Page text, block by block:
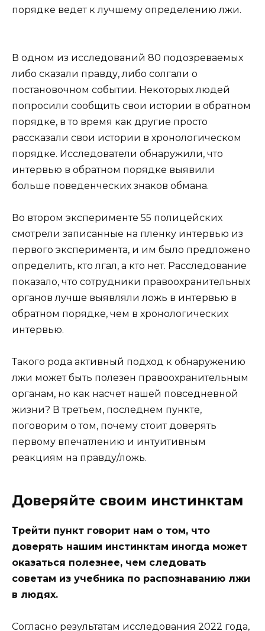
порядке ведет к лучшему определению лжи.
В одном из исследований 80 подозреваемых
либо сказали правду, либо солгали о
постановочном событии. Некоторых людей
попросили сообщить свои истории в обратном
порядке, в то время как другие просто
рассказали свои истории в хронологическом
порядке. Исследователи обнаружили, что
интервью в обратном порядке выявили
больше поведенческих знаков обмана.
Во втором эксперименте 55 полицейских
смотрели записанные на пленку интервью из
первого эксперимента, и им было предложено
определить, кто лгал, а кто нет. Расследование
показало, что сотрудники правоохранительных
органов лучше выявляли ложь в интервью в
обратном порядке, чем в хронологических
интервью.
Такого рода активный подход к обнаружению
лжи может быть полезен правоохранительным
органам, но как насчет нашей повседневной
жизни? В третьем, последнем пункте,
поговорим о том, почему стоит доверять
первому впечатлению и интуитивным
реакциям на правду/ложь.
Доверяйте своим инстинктам
Трейти пункт говорит нам о том, что
доверять нашим инстинктам иногда может
оказаться полезнее, чем следовать
советам из учебника по распознаванию лжи
в людях.
Согласно результатам исследования 2022 года,